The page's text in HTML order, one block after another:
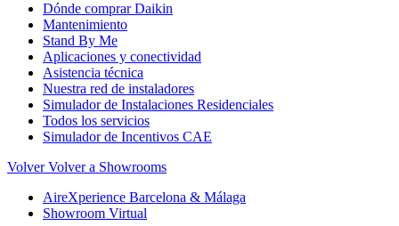
Dónde comprar Daikin
Mantenimiento
Stand By Me
Aplicaciones y conectividad
Asistencia técnica
Nuestra red de instaladores
Simulador de Instalaciones Residenciales
Todos los servicios
Simulador de Incentivos CAE
Volver Volver a Showrooms
AireXperience Barcelona & Málaga
Showroom Virtual